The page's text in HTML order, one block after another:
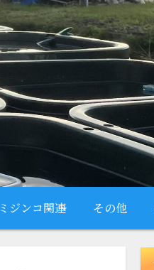
ミジンコ関連 その他